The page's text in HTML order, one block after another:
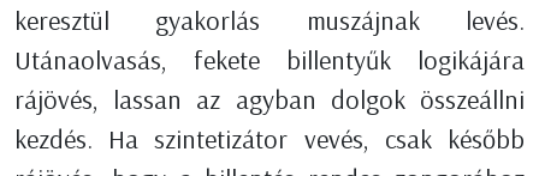
keresztül gyakorlás muszájnak levés.
Utánaolvasás, fekete billentyűk logikájára
rájövés, lassan az agyban dolgok összeállni
kezdés. Ha szintetizátor vevés, csak később